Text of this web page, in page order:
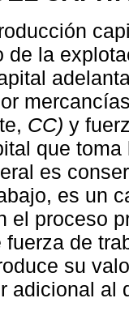
de la
CC) y
que
es
es un
el proceso
fuerza de
su
adicional al